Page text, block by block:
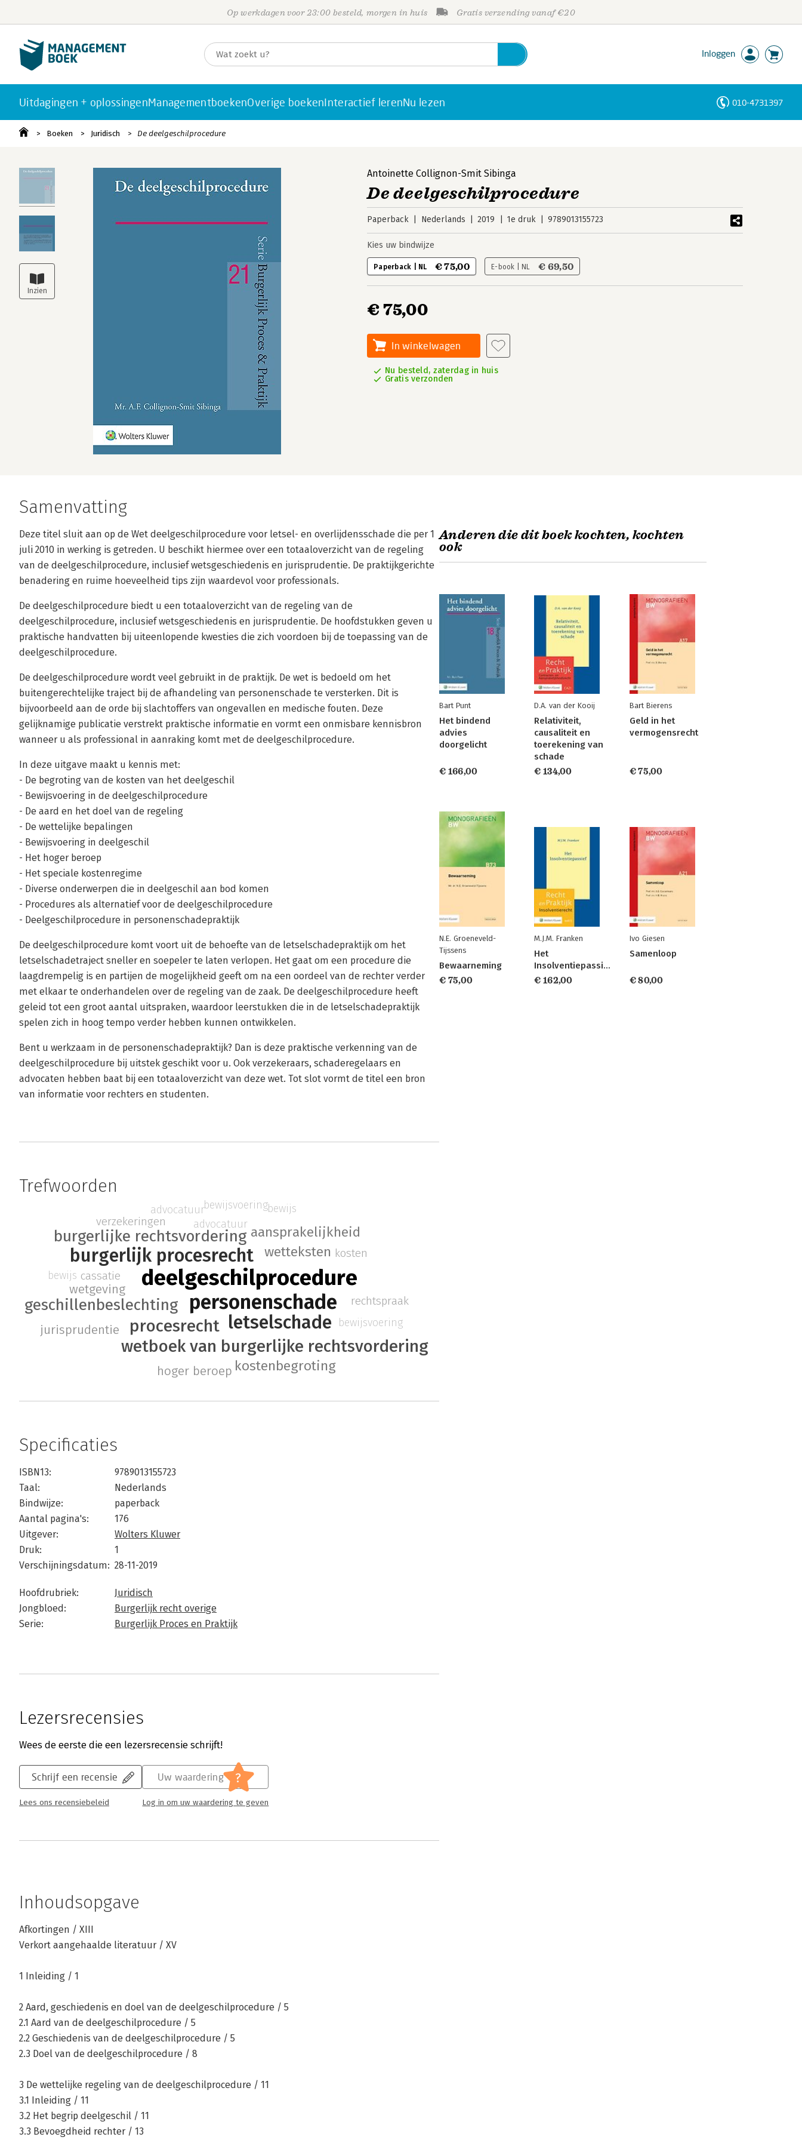
Op werkdagen voor 23:00 besteld, morgen in huis Gratis verzending vanaf €20
Inloggen
Uitdagingen + oplossingenManagementboekenOverige boekenInteractief lerenNu lezen 010-4731397
Boeken Juridisch De deelgeschilprocedure
Antoinette Collignon-Smit Sibinga
De deelgeschilprocedure
Paperback Nederlands 2019 1e druk 9789013155723
Kies uw bindwijze
Paperback | NL € 75,00 E-book | NL € 69,50
€ 75,00
In winkelwagen
Nu besteld, zaterdag in huis
Gratis verzonden
Samenvatting
Deze titel sluit aan op de Wet deelgeschilprocedure voor letsel- en overlijdensschade die per 1
juli 2010 in werking is getreden. U beschikt hiermee over een totaaloverzicht van de regeling
van de deelgeschilprocedure, inclusief wetsgeschiedenis en jurisprudentie. De praktijkgerichte
benadering en ruime hoeveelheid tips zijn waardevol voor professionals.
De deelgeschilprocedure biedt u een totaaloverzicht van de regeling van de
deelgeschilprocedure, inclusief wetsgeschiedenis en jurisprudentie. De hoofdstukken geven u
praktische handvatten bij uiteenlopende kwesties die zich voordoen bij de toepassing van de
deelgeschilprocedure.
De deelgeschilprocedure wordt veel gebruikt in de praktijk. De wet is bedoeld om het
buitengerechtelijke traject bij de afhandeling van personenschade te versterken. Dit is
bijvoorbeeld aan de orde bij slachtoffers van ongevallen en medische fouten. Deze
gelijknamige publicatie verstrekt praktische informatie en vormt een onmisbare kennisbron
wanneer u als professional in aanraking komt met de deelgeschilprocedure.
In deze uitgave maakt u kennis met:
- De begroting van de kosten van het deelgeschil
- Bewijsvoering in de deelgeschilprocedure
- De aard en het doel van de regeling
- De wettelijke bepalingen
- Bewijsvoering in deelgeschil
- Het hoger beroep
- Het speciale kostenregime
- Diverse onderwerpen die in deelgeschil aan bod komen
- Procedures als alternatief voor de deelgeschilprocedure
- Deelgeschilprocedure in personenschadepraktijk
De deelgeschilprocedure komt voort uit de behoefte van de letselschadepraktijk om het
letselschadetraject sneller en soepeler te laten verlopen. Het gaat om een procedure die
laagdrempelig is en partijen de mogelijkheid geeft om na een oordeel van de rechter verder
met elkaar te onderhandelen over de regeling van de zaak. De deelgeschilprocedure heeft
geleid tot een groot aantal uitspraken, waardoor leerstukken die in de letselschadepraktijk
spelen zich in hoog tempo verder hebben kunnen ontwikkelen.
Bent u werkzaam in de personenschadepraktijk? Dan is deze praktische verkenning van de
deelgeschilprocedure bij uitstek geschikt voor u. Ook verzekeraars, schaderegelaars en
advocaten hebben baat bij een totaaloverzicht van deze wet. Tot slot vormt de titel een bron
van informatie voor rechters en studenten.
Trefwoorden
deelgeschilprocedure
personenschade
letselschade
burgerlijk procesrecht
wetboek van burgerlijke rechtsvordering
procesrecht
geschillenbeslechting
burgerlijke rechtsvordering
wetteksten
aansprakelijkheid
kostenbegroting
hoger beroep
jurisprudentie
wetgeving
rechtspraak
verzekeringen
cassatie
kosten
advocatuur
bewijsvoering
bewijs
advocatuurbewijsvoeringbewijs
Specificaties
ISBN13:
9789013155723
Taal:
Nederlands
Bindwijze:
paperback
Aantal pagina's:
176
Uitgever:
Wolters Kluwer
Druk:
1
Verschijningsdatum: 28-11-2019
Hoofdrubriek:
Juridisch
Jongbloed:
Burgerlijk recht overige
Serie:
Burgerlijk Proces en Praktijk
Lezersrecensies
Wees de eerste die een lezersrecensie schrijft!
Schrijf een recensie
Lees ons recensiebeleid
Uw waardering ?
Log in om uw waardering te geven
Inhoudsopgave
Afkortingen / XIII
Verkort aangehaalde literatuur / XV
1 Inleiding / 1
2 Aard, geschiedenis en doel van de deelgeschilprocedure / 5
2.1 Aard van de deelgeschilprocedure / 5
2.2 Geschiedenis van de deelgeschilprocedure / 5
2.3 Doel van de deelgeschilprocedure / 8
3 De wettelijke regeling van de deelgeschilprocedure / 11
3.1 Inleiding / 11
3.2 Het begrip deelgeschil / 11
3.3 Bevoegdheid rechter / 13
Anderen die dit boek kochten, kochten
ook
Bart Punt
Het bindend
advies
doorgelicht
€ 166,00
D.A. van der Kooij
Relativiteit,
causaliteit en
toerekening van
schade
€ 134,00
Bart Bierens
Geld in het
vermogensrecht
€ 75,00
N.E. Groeneveld-
Tijssens
Bewaarneming
€ 75,00
M.J.M. Franken
Het
Insolventiepassief
€ 162,00
Ivo Giesen
Samenloop
€ 80,00
Personen